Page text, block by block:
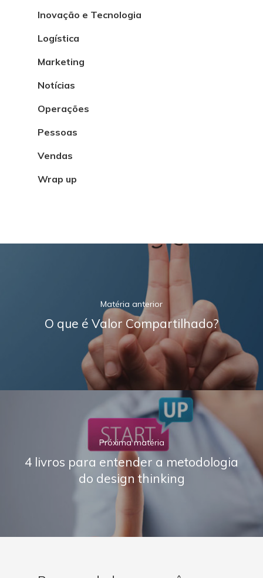
Inovação e Tecnologia
Logística
Marketing
Notícias
Operações
Pessoas
Vendas
Wrap up
Matéria anterior
O que é Valor Compartilhado?
Próxima matéria
4 livros para entender a metodologia
do design thinking